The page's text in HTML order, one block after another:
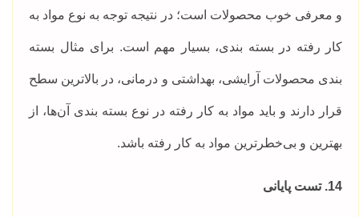
و معرفی خوب محصولات است؛ در نتیجه توجه به نوع مواد به
کار رفته در بسته بندی، بسیار مهم است. برای مثال بسته
بندی محصولات آرایشی، بهداشتی و درمانی، در بالاترین سطح
قرار دارند و باید مواد به کار رفته در نوع بسته بندی آن‌ها، از
بهترین و بی‌خطرترین مواد به کار رفته باشد.
14. تست پایانی